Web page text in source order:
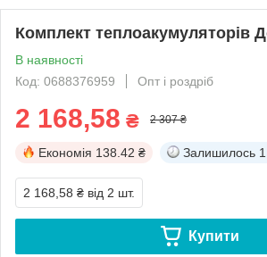
Комплект теплоакумуляторів
В наявності
Код: 0688376959
Опт і роздріб
2 168,58 ₴ 2 307 ₴
Економія 138.42 ₴ Залишилось
2 168,58 ₴ від 2 шт.
Купити